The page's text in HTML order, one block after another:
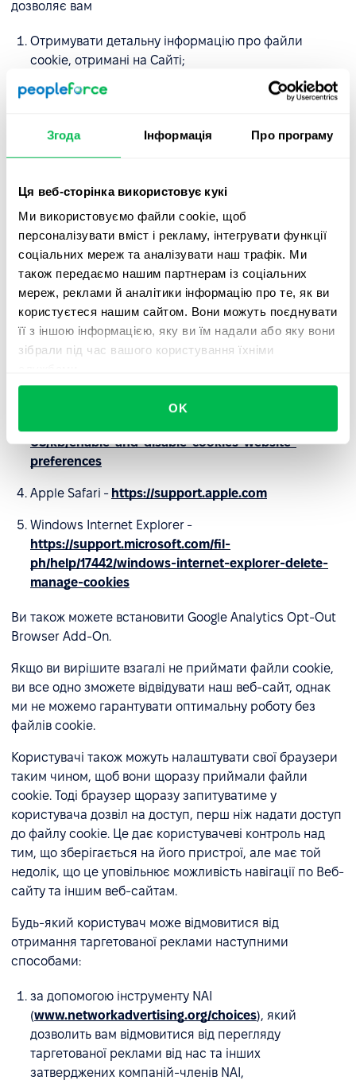
Згода Інформація Про програму
Ця веб-сторінка використовує кукі
Ми використовуємо файли cookie, щоб
персоналізувати вміст і рекламу, інтегрувати функції
соціальних мереж та аналізувати наш трафік. Ми
також передаємо нашим партнерам із соціальних
мереж, реклами й аналітики інформацію про те, як ви
користуєтеся нашим сайтом. Вони можуть поєднувати
її з іншою інформацією, яку ви їм надали або яку вони
зібрали під час вашого користування їхніми
OK
дозволяє вам
Отримувати детальну інформацію про файли
cookie, отримані на Сайті;
Надавати та відкликати свою згоду на
партнерами необов'язкових файлів cookie;
Змінювати попередньо вибрані налаштування.
Якщо ви використовуєте комп'ютер і новий браузер і
хочете видалити файли cookie, які вже встановлені на
вашому комп'ютері, натисніть одночасно CTRL + SHIFT +
DELETE.
Якщо гарячі клавіші не працюють у вашому браузері,
відвідайте сайт підтримки відповідного браузера:
GoogleChrome - https://support.google.com
US/kb/enable-and-disable-cookies-website-
preferences
Apple Safari - https://support.apple.com
Windows Internet Explorer -
https://support.microsoft.com/fil-
ph/help/17442/windows-internet-explorer-delete-
manage-cookies
Ви також можете встановити Google Analytics Opt-Out
Browser Add-On.
Якщо ви вирішите взагалі не приймати файли cookie,
ви все одно зможете відвідувати наш веб-сайт, однак
ми не можемо гарантувати оптимальну роботу без
файлів cookie.
Користувачі також можуть налаштувати свої браузери
таким чином, щоб вони щоразу приймали файли
cookie. Тоді браузер щоразу запитуватиме у
користувача дозвіл на доступ, перш ніж надати доступ
до файлу cookie. Це дає користувачеві контроль над
тим, що зберігається на його пристрої, але має той
недолік, що це уповільнює можливість навігації по Веб-
сайту та іншим веб-сайтам.
Будь-який користувач може відмовитися від
отримання таргетованої реклами наступними
способами:
за допомогою інструменту NAI
(www.networkadvertising.org/choices), який
дозволить вам відмовитися від перегляду
таргетованої реклами від нас та інших
затверджених компаній-членів NAI,